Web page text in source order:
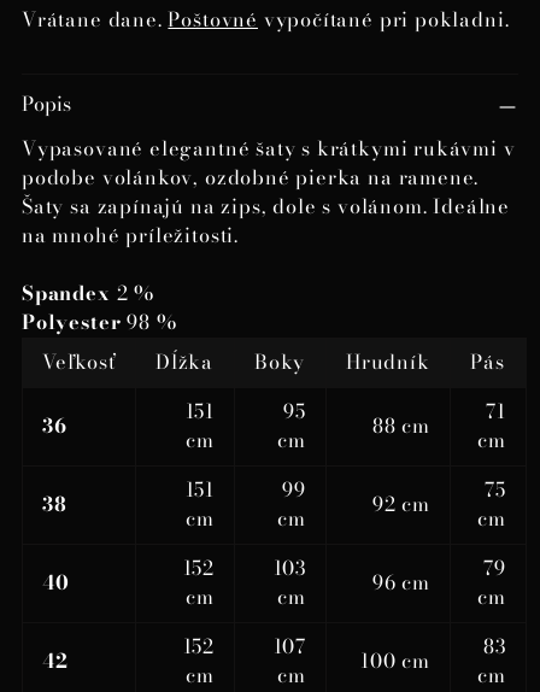
Vrátane dane.Poštovnévypočítané pri pokladni.
produktu
do
košíka
Popis
Vypasované elegantné šaty s krátkymi rukávmi v
podobe volánkov, ozdobné pierka na ramene.
Šaty sa zapínajú na zips, dole s volánom. Ideálne
na mnohé príležitosti.
Spandex 2 %
Polyester 98 %
Veľkosť
Dĺžka Boky Hrudník Pás
36
151
cm
95
cm
88 cm
71
cm
38
151
cm
99
cm
92 cm
75
cm
40
152
cm
103
cm
96 cm
79
cm
42
152
cm
107
cm
100 cm
83
cm